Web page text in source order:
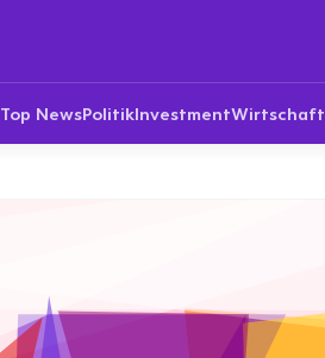
Top NewsPolitikInvestmentWirtschaft